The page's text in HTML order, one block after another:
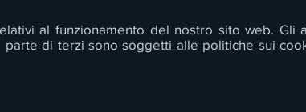
al funzionamento del nostro sito web. Gli
di terzi sono soggetti alle politiche sui